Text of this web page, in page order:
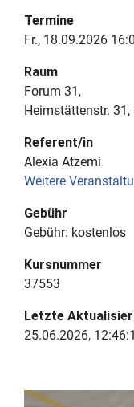
Termine
Fr., 18.09.2026
Raum
Forum 31
Heimstättenstr. 31
Referent/in
Alexia Atzemi
Weitere
Gebühr
Gebühr: kostenlos
Kursnummer
37553
Letzte
25.06.2026,